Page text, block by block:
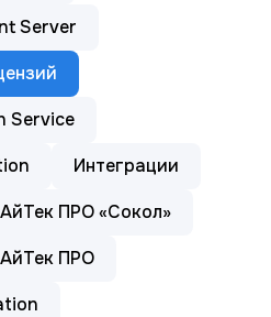
Server
Service
Интеграции
ПРО «Сокол»
АйТек ПРО